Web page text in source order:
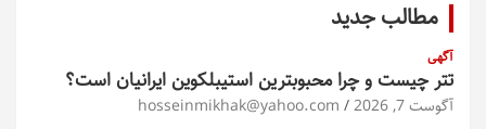
مطالب جدید
آگهی
تتر چیست و چرا محبوبترین استیبلکوین ایرانیان است؟
آگوست 7, 2026 hosseinmikhak@yahoo.com